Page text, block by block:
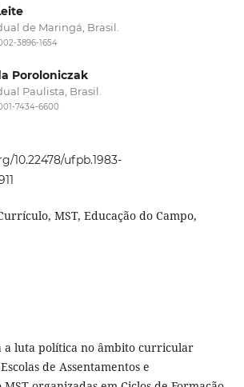
de Maringá, Brasil.
3896-1654
Poroloniczak
Paulista, Brasil.
7434-6600
10.22478/ufpb.1983-
MST, Educação do Campo,
a luta política no âmbito curricular
de Assentamentos e